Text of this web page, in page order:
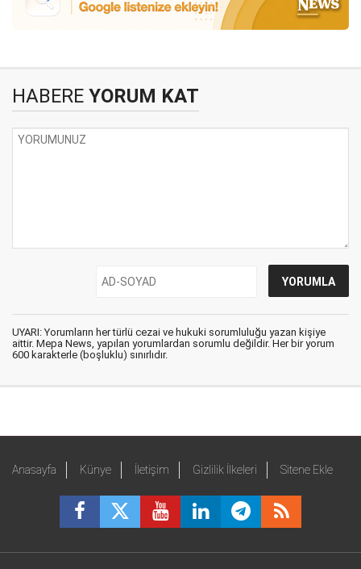
HABERE YORUM KAT
UYARI: Yorumların her türlü cezai ve hukuki sorumluluğu yazan kişiye
aittir. Mepa News, yapılan yorumlardan sorumlu değildir. Her bir yorum
600 karakterle (boşluklu) sınırlıdır.
Anasayfa Künye İletişim Gizlilik İlkeleri Sitene Ekle